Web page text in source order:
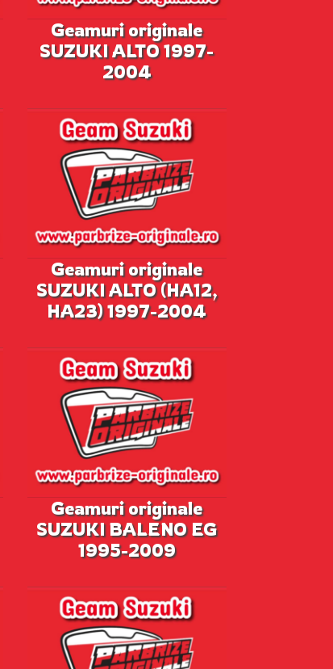
Geamuri originale
SUZUKI ALTO 1997-
2004
Geamuri originale
SUZUKI ALTO (HA12,
HA23) 1997-2004
Geamuri originale
SUZUKI BALENO EG
1995-2009